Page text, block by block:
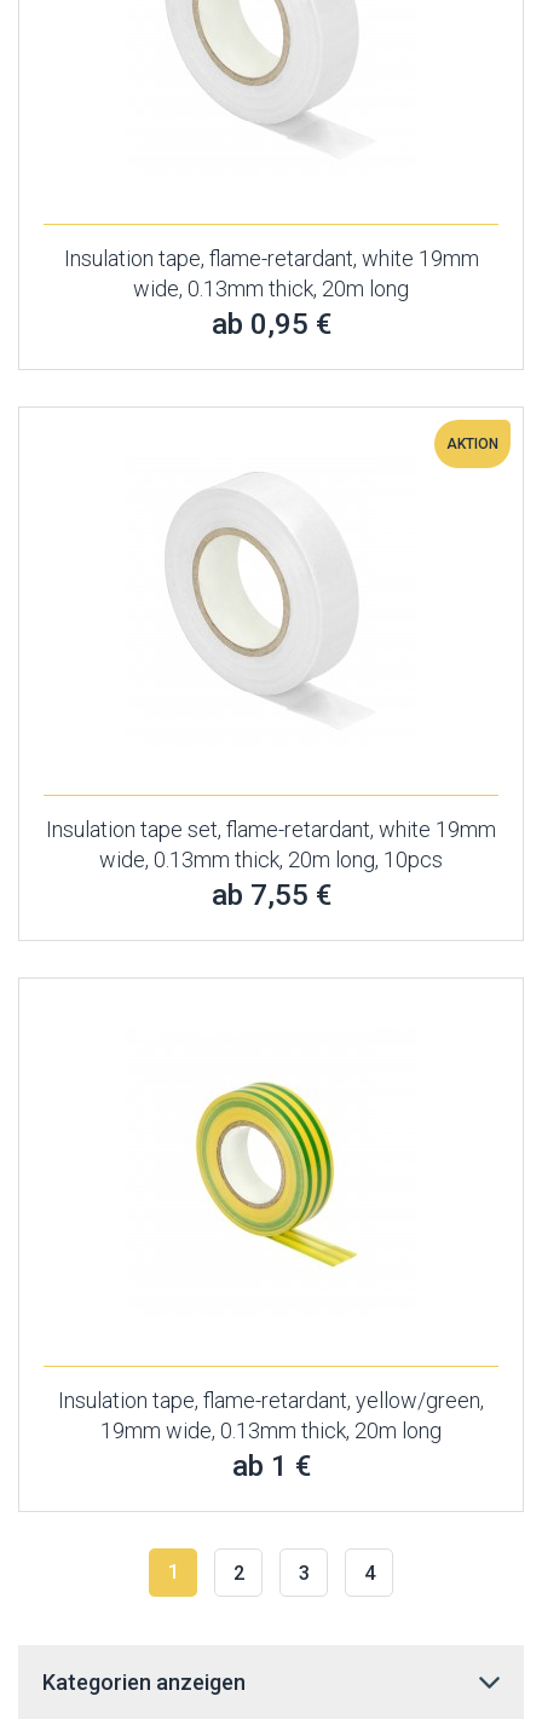
Insulation tape, flame-retardant, white 19mm
wide, 0.13mm thick, 20m long
ab 0,95 €
AKTION
Insulation tape set, flame-retardant, white 19mm
wide, 0.13mm thick, 20m long, 10pcs
ab 7,55 €
Insulation tape, flame-retardant, yellow/green,
19mm wide, 0.13mm thick, 20m long
ab 1 €
1 2 3 4
Kategorien anzeigen